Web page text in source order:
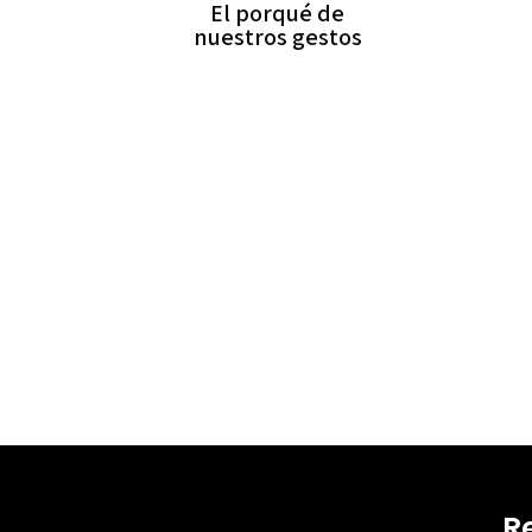
El porqué de
nuestros gestos